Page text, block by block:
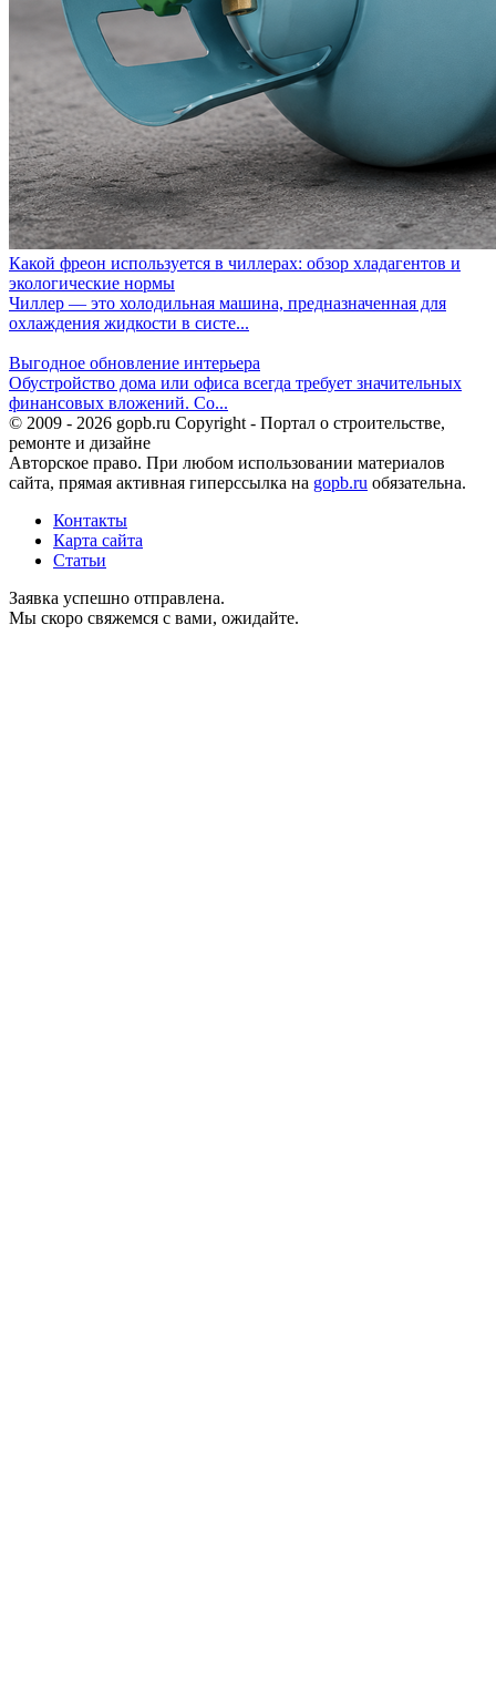
Какой фреон используется в чиллерах: обзор хладагентов и
экологические нормы
Чиллер — это холодильная машина, предназначенная для
охлаждения жидкости в систе...
Выгодное обновление интерьера
Обустройство дома или офиса всегда требует значительных
финансовых вложений. Со...
© 2009 - 2026 gopb.ru Copyright - Портал о строительстве,
ремонте и дизайне
Авторское право. При любом использовании материалов
сайта, прямая активная гиперссылка на gopb.ru обязательна.
Контакты
Карта сайта
Статьи
Заявка успешно отправлена.
Мы скоро свяжемся с вами, ожидайте.